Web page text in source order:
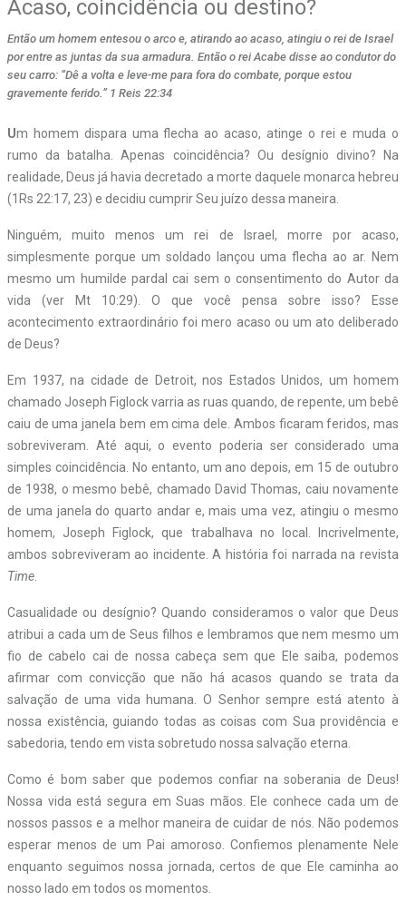
Acaso, coincidência ou destino?
Então um homem entesou o arco e, atirando ao acaso, atingiu o rei de Israel
por entre as juntas da sua armadura. Então o rei Acabe disse ao condutor do
seu carro: “Dê a volta e leve-me para fora do combate, porque estou
gravemente ferido.” 1 Reis 22:34
Um homem dispara uma flecha ao acaso, atinge o rei e muda o
rumo da batalha. Apenas coincidência? Ou desígnio divino? Na
realidade, Deus já havia decretado a morte daquele monarca hebreu
(1Rs 22:17, 23) e decidiu cumprir Seu juízo dessa maneira.
Ninguém, muito menos um rei de Israel, morre por acaso,
simplesmente porque um soldado lançou uma flecha ao ar. Nem
mesmo um humilde pardal cai sem o consentimento do Autor da
vida (ver Mt 10:29). O que você pensa sobre isso? Esse
acontecimento extraordinário foi mero acaso ou um ato deliberado
de Deus?
Em 1937, na cidade de Detroit, nos Estados Unidos, um homem
chamado Joseph Figlock varria as ruas quando, de repente, um bebê
caiu de uma janela bem em cima dele. Ambos ficaram feridos, mas
sobreviveram. Até aqui, o evento poderia ser considerado uma
simples coincidência. No entanto, um ano depois, em 15 de outubro
de 1938, o mesmo bebê, chamado David Thomas, caiu novamente
de uma janela do quarto andar e, mais uma vez, atingiu o mesmo
homem, Joseph Figlock, que trabalhava no local. Incrivelmente,
ambos sobreviveram ao incidente. A história foi narrada na revista
Time
Casualidade ou desígnio? Quando consideramos o valor que Deus
atribui a cada um de Seus filhos e lembramos que nem mesmo um
fio de cabelo cai de nossa cabeça sem que Ele saiba, podemos
afirmar com convicção que não há acasos quando se trata da
salvação de uma vida humana. O Senhor sempre está atento à
nossa existência, guiando todas as coisas com Sua providência e
sabedoria, tendo em vista sobretudo nossa salvação eterna.
Como é bom saber que podemos confiar na soberania de Deus!
Nossa vida está segura em Suas mãos. Ele conhece cada um de
nossos passos e a melhor maneira de cuidar de nós. Não podemos
esperar menos de um Pai amoroso. Confiemos plenamente Nele
enquanto seguimos nossa jornada, certos de que Ele caminha ao
nosso lado em todos os momentos.